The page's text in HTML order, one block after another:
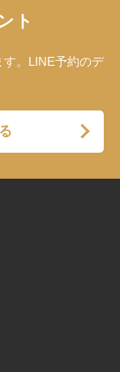
ト
。LINE予約のデ